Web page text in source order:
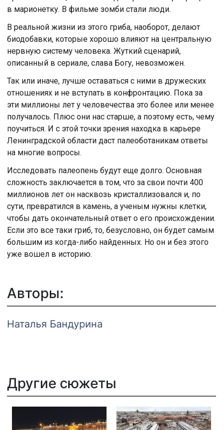
в марионетку. В фильме зомби стали люди.
В реальной жизни из этого гриба, наоборот, делают
биодобавки, которые хорошо влияют на центральную
нервную систему человека. Жуткий сценарий,
описанный в сериале, слава Богу, невозможен.
Так или иначе, лучше оставаться с ними в дружеских
отношениях и не вступать в конфронтацию. Пока за
эти миллионы лет у человечества это более или менее
получалось. Плюс они нас старше, а поэтому есть, чему
поучиться. И с этой точки зрения находка в карьере
Ленинградской области даст палеоботаникам ответы
на многие вопросы.
Исследовать палеопень будут еще долго. Основная
сложность заключается в том, что за свои почти 400
миллионов лет он насквозь кристаллизовался и, по
сути, превратился в камень, а ученым нужны клетки,
чтобы дать окончательный ответ о его происхождении.
Если это все таки гриб, то, безусловно, он будет самым
большим из когда-либо найденных. Но он и без этого
уже вошел в историю.
Авторы:
Наталья Бандурина
Другие сюжеты